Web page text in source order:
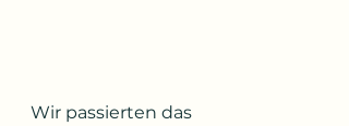
Wir passierten das